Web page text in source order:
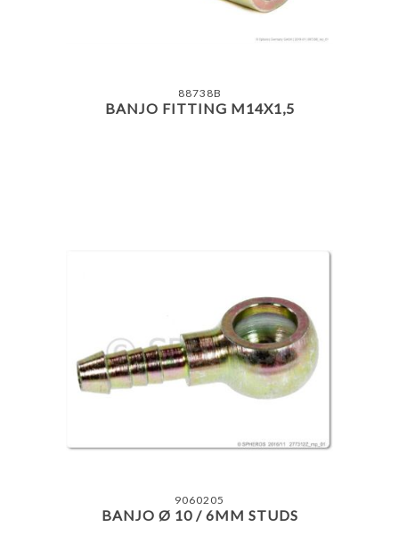
88738B
BANJO FITTING M14X1,5
9060205
BANJO Ø 10 / 6MM STUDS